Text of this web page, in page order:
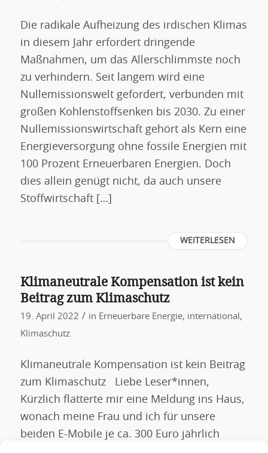
Die radikale Aufheizung des irdischen Klimas
in diesem Jahr erfordert dringende
Maßnahmen, um das Allerschlimmste noch
zu verhindern. Seit langem wird eine
Nullemissionswelt gefordert, verbunden mit
großen Kohlenstoffsenken bis 2030. Zu einer
Nullemissionswirtschaft gehört als Kern eine
Energieversorgung ohne fossile Energien mit
100 Prozent Erneuerbaren Energien. Doch
dies allein genügt nicht, da auch unsere
Stoffwirtschaft […]
WEITERLESEN
Klimaneutrale Kompensation ist kein
Beitrag zum Klimaschutz
19. April 2022 / in Erneuerbare Energie, international ,
Klimaschutz
Klimaneutrale Kompensation ist kein Beitrag
zum Klimaschutz Liebe Leser*innen,
Kürzlich flatterte mir eine Meldung ins Haus,
wonach meine Frau und ich für unsere
beiden E-Mobile je ca. 300 Euro jährlich